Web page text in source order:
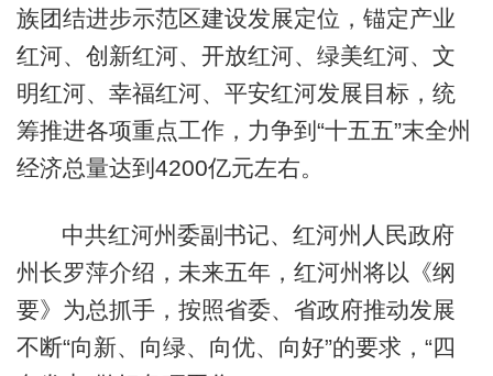
族团结进步示范区建设发展定位，锚定产业
红河、创新红河、开放红河、绿美红河、文
明红河、幸福红河、平安红河发展目标，统
筹推进各项重点工作，力争到“十五五”末全州
经济总量达到4200亿元左右。
中共红河州委副书记、红河州人民政府
州长罗萍介绍，未来五年，红河州将以《纲
要》为总抓手，按照省委、省政府推动发展
不断“向新、向绿、向优、向好”的要求，“四